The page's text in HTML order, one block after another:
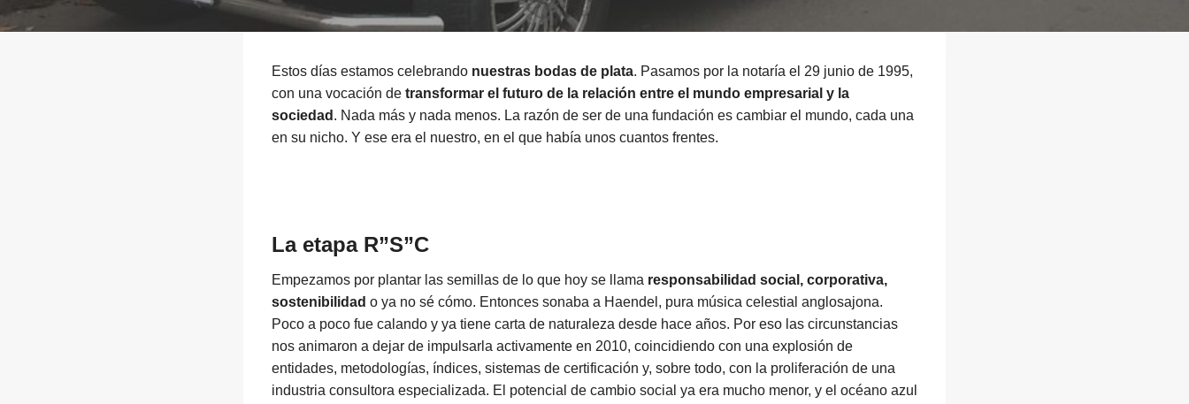
Estos días estamos celebrando nuestras bodas de plata. Pasamos por la notaría el 29 junio de 1995,
con una vocación de transformar el futuro de la relación entre el mundo empresarial y la
sociedad . Nada más y nada menos. La razón de ser de una fundación es cambiar el mundo, cada una
en su nicho. Y ese era el nuestro, en el que había unos cuantos frentes.
La etapa R”S”C
Empezamos por plantar las semillas de lo que hoy se llama responsabilidad social, corporativa,
sostenibilidad o ya no sé cómo. Entonces sonaba a Haendel, pura música celestial anglosajona.
Poco a poco fue calando y ya tiene carta de naturaleza desde hace años. Por eso las circunstancias
nos animaron a dejar de impulsarla activamente en 2010, coincidiendo con una explosión de
entidades, metodologías, índices, sistemas de certificación y, sobre todo, con la proliferación de una
industria consultora especializada. El potencial de cambio social ya era mucho menor, y el océano azul